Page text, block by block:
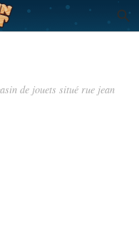
de jouets situé rue jean